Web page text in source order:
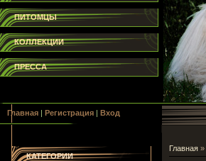
ПИТОМЦЫ
КОЛЛЕКЦИИ
ПРЕССА
Главная | Регистрация | Вход
КАТЕГОРИИ
Главная »